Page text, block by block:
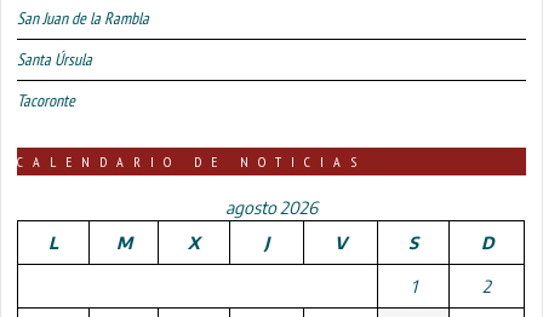
San Juan de la Rambla
Santa Úrsula
Tacoronte
CALENDARIO DE NOTICIAS
agosto 2026
L
M X J V S D
1 2